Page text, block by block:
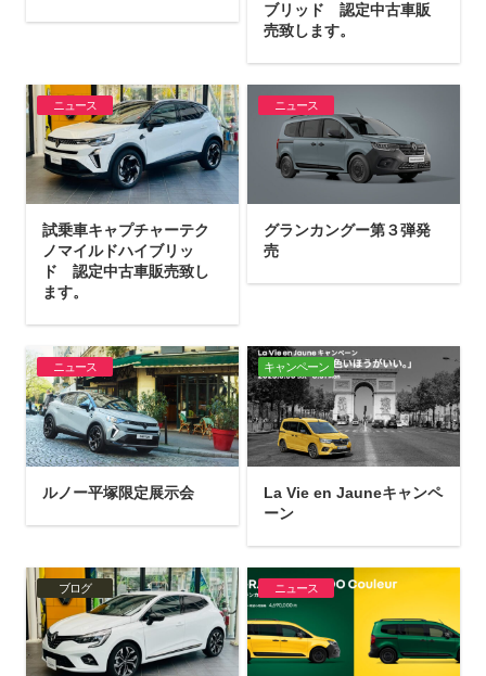
ブリッド 認定中古車販
売致します。
ニュース
試乗車キャプチャーテク
ノマイルドハイブリッ
ド 認定中古車販売致し
ます。
ニュース
グランカングー第３弾発
売
ニュース
ルノー平塚限定展示会
キャンペーン
La Vie en Jauneキャンペ
ーン
ブログ ニュース